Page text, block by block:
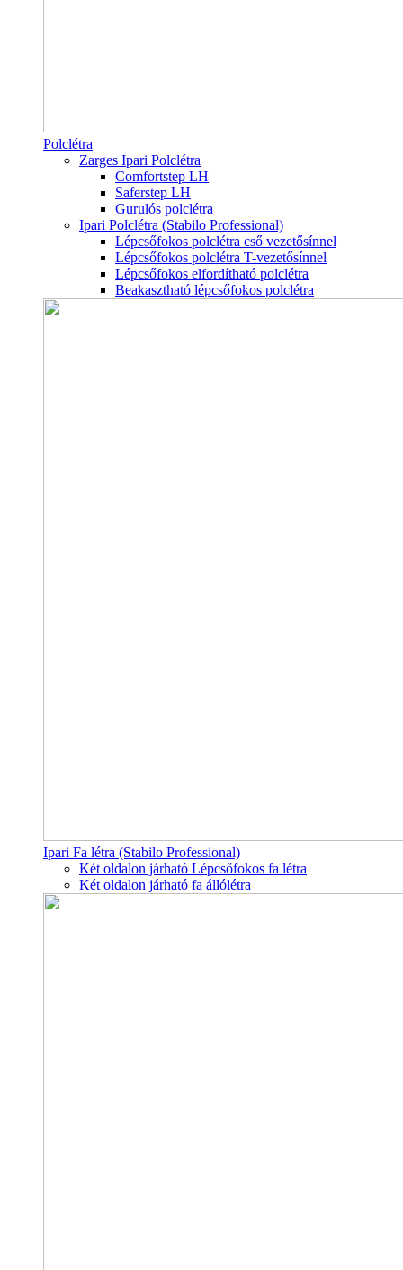
Polclétra
Zarges Ipari Polclétra
Comfortstep LH
Saferstep LH
Gurulós polclétra
Ipari Polclétra (Stabilo Professional)
Lépcsőfokos polclétra cső vezetősínnel
Lépcsőfokos polclétra T-vezetősínnel
Lépcsőfokos elfordítható polclétra
Beakasztható lépcsőfokos polclétra
Ipari Fa létra (Stabilo Professional)
Két oldalon járható Lépcsőfokos fa létra
Két oldalon járható fa állólétra